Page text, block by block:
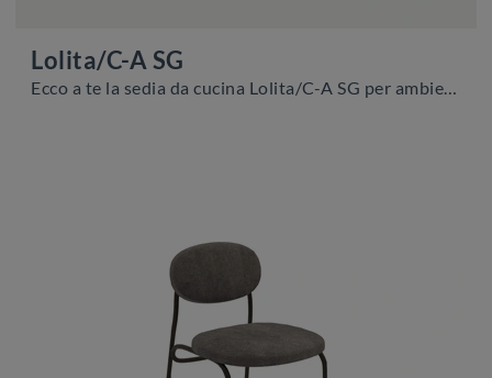
Lolita/C-A SG
Ecco a te la sedia da cucina Lolita/C-A SG per ambientazioni moderne, tra le più originali Sedie sgabelli di Zamagna.